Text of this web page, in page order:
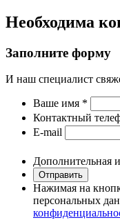
Необходима
Заполните форму
И наш специалист
Ваше имя *
Контактный
Е-mail
Дополнительная
Отправить
Нажимая на
персональных